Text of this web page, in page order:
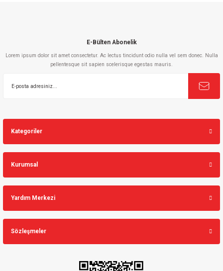
E-Bülten Abonelik
Lorem ipsum dolor sit amet consectetur. Ac lectus tincidunt odio nulla vel sem donec. Nulla
pellentesque sit sapien scelerisque egestas mauris.
Kategoriler
Kurumsal
Yardım Merkezi
Sözleşmeler